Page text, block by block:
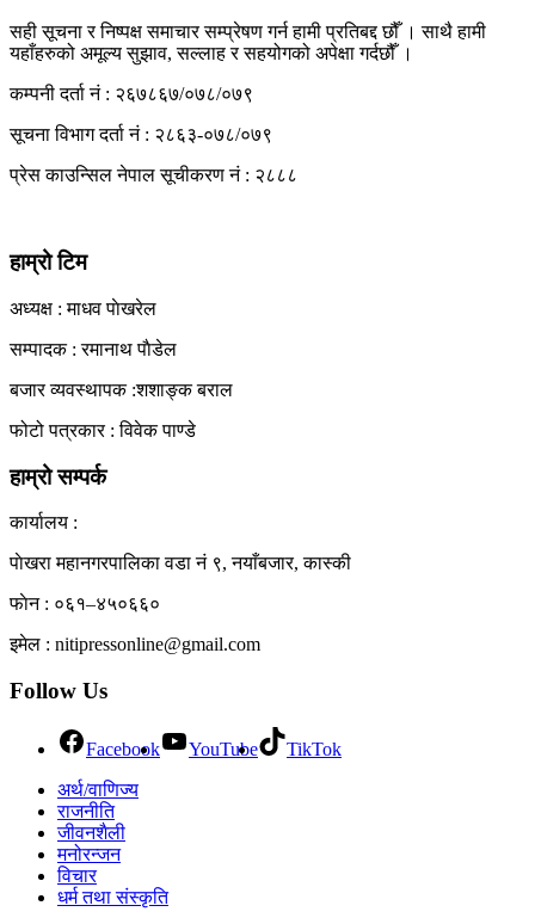
सही सूचना र निष्पक्ष समाचार सम्प्रेषण गर्न हामी प्रतिबद्द छौँ । साथै हामी
यहाँहरुको अमूल्य सुझाव, सल्लाह र सहयोगको अपेक्षा गर्दछौँ ।
कम्पनी दर्ता नं : २६७८६७/०७८/०७९
सूचना विभाग दर्ता नं : २८६३-०७८/०७९
प्रेस काउन्सिल नेपाल सूचीकरण नं : २८८८
हाम्रो टिम
अध्यक्ष : माधव पाेखरेल
सम्पादक : रमानाथ पाैडेल
बजार व्यवस्थापक :शशाङ्क बराल
फोटो पत्रकार : विवेक पाण्डे
हाम्रो सम्पर्क
कार्यालय :
पाेखरा महानगरपालिका वडा नं ९, नयाँबजार, कास्की
फाेन : ०६१–४५०६६०
इमेल : nitipressonline@gmail.com
Follow Us
Facebook YouTube
TikTok
अर्थ/वाणिज्य
राजनीति
जीवनशैली
मनोरन्जन
विचार
धर्म तथा संस्कृति